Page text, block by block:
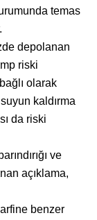
temas
depolanan
riski
olarak
kaldırma
da riski
ve
açıklama,
benzer